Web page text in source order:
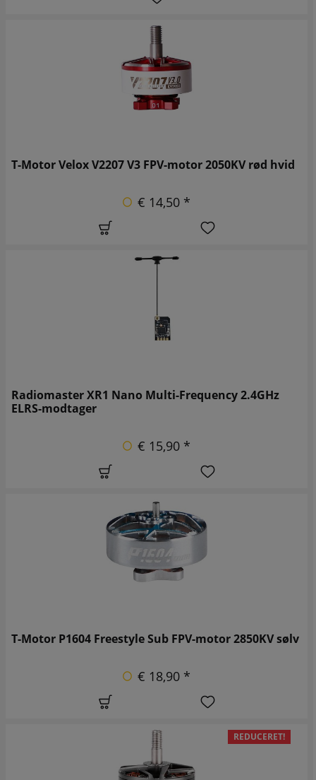
T-Motor Velox V2207 V3 FPV-motor 2050KV rød hvid
€ 14,50 *
Radiomaster XR1 Nano Multi-Frequency 2.4GHz
ELRS-modtager
€ 15,90 *
T-Motor P1604 Freestyle Sub FPV-motor 2850KV sølv
€ 18,90 *
REDUCERET!